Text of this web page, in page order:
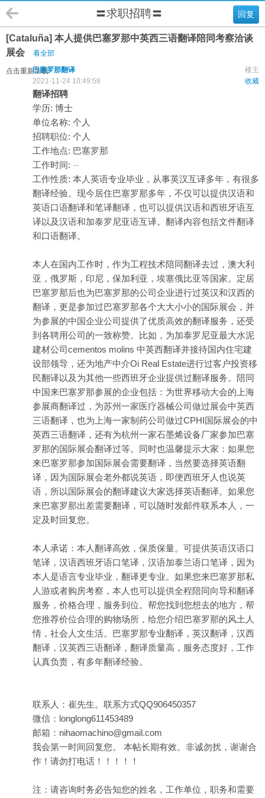
回复
〓求职招聘〓
[Cataluña] 本人提供巴塞罗那中英西三语翻译陪同考察洽谈
展会
看全部
点击重新加载 楼主
巴塞罗那翻译
收藏
2021-11-24 10:49:58
翻译招聘
学历: 博士
单位名称: 个人
招聘职位: 个人
工作地点: 巴塞罗那
工作时间: --
工作性质: 本人英语专业毕业，从事英汉互译多年，有很多
翻译经验。现今居住巴塞罗那多年，不仅可以提供汉语和
英语口语翻译和笔译翻译，也可以提供汉语和西班牙语互
译以及汉语和加泰罗尼亚语互译。翻译内容包括文件翻译
和口语翻译。
本人在国内工作时，作为工程技术陪同翻译去过，澳大利
亚，俄罗斯，印尼，保加利亚，埃塞俄比亚等国家。定居
巴塞罗那后也为巴塞罗那的公司企业进行过英汉和汉西的
翻译，更是参加过巴塞罗那各个大大小小的国际展会，并
为参展的中国企业公司提供了优质高效的翻译服务，还受
到各聘用公司的一致称赞。比如，为加泰罗尼亚最大水泥
建材公司cementos molins 中英西翻译并接待国内住宅建
设部领导，还为地产中介Oi Real Estate进行过客户投资移
民翻译以及为其他一些西班牙企业提供过翻译服务。陪同
中国来巴塞罗那参展的企业包括：为世界移动大会的上海
参展商翻译过，为苏州一家医疗器械公司做过展会中英西
三语翻译，也为上海一家制药公司做过CPHI国际展会的中
英西三语翻译，还有为杭州一家石墨烯设备厂家参加巴塞
罗那的国际展会翻译过等。同时也温馨提示大家：如果您
来巴塞罗那参加国际展会需要翻译，当然要选择英语翻
译，因为国际展会老外都说英语，即便西班牙人也说英
语，所以国际展会的翻译建议大家选择英语翻译。如果您
来巴塞罗那出差需要翻译，可以随时发邮件联系本人，一
定及时回复您。
本人承诺：本人翻译高效，保质保量。可提供英语汉语口
笔译，汉语西班牙语口笔译，汉语加泰兰语口笔译，因为
本人是语言专业毕业，翻译更专业。如果您来巴塞罗那私
人游或者购房考察，本人也可以提供全程陪同向导和翻译
服务，价格合理，服务到位。帮您找到您想去的地方，帮
您推荐价位合理的购物场所，给您介绍巴塞罗那的风土人
情，社会人文生活。巴塞罗那专业翻译，英汉翻译，汉西
翻译，汉英西三语翻译，翻译质量高，服务态度好，工作
认真负责，有多年翻译经验。
联系人：崔先生。联系方式QQ906450357
微信：longlong611453489
邮箱：nihaomachino@gmail.com
我会第一时间回复您。 本帖长期有效。非诚勿扰，谢谢合
作！请勿打电话！！！！！
注：请咨询时务必告知您的姓名，工作单位，职务和需要